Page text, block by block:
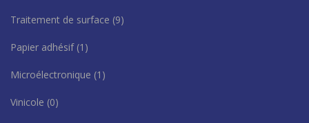
Traitement de surface (9)
Papier adhésif (1)
Microélectronique (1)
Vinicole (0)